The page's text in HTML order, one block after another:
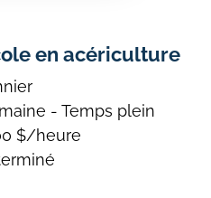
en acériculture
- Temps plein
$/heure